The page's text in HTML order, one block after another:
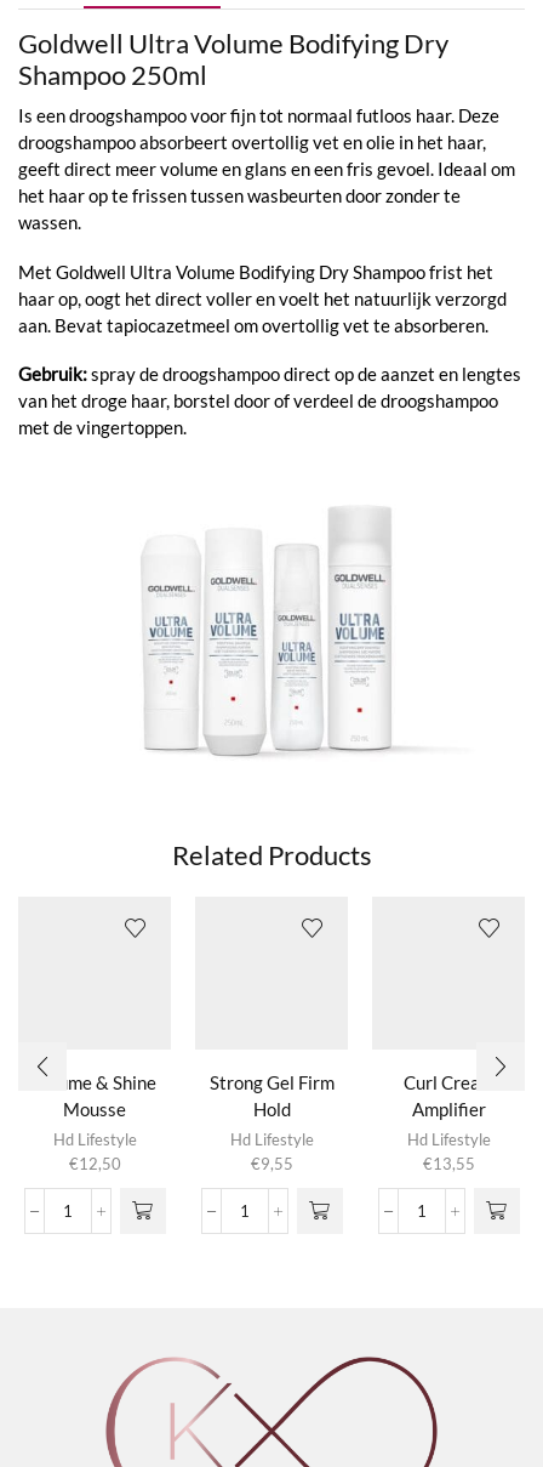
Goldwell Ultra Volume Bodifying Dry
Shampoo 250ml
Is een droogshampoo voor fijn tot normaal futloos haar. Deze
droogshampoo absorbeert overtollig vet en olie in het haar,
geeft direct meer volume en glans en een fris gevoel. Ideaal om
het haar op te frissen tussen wasbeurten door zonder te
wassen.
Met Goldwell Ultra Volume Bodifying Dry Shampoo frist het
haar op, oogt het direct voller en voelt het natuurlijk verzorgd
aan. Bevat tapiocazetmeel om overtollig vet te absorberen.
Gebruik:spray de droogshampoo direct op de aanzet en lengtes
van het droge haar, borstel door of verdeel de droogshampoo
met de vingertoppen.
Related Products
Volume & Shine
Mousse
Hd Lifestyle
€12,50
Volume
Strong Gel Firm
Hold
Hd Lifestyle
€9,55
Strong
Curl Cream
Amplifier
Hd Lifestyle
€13,55
Curl